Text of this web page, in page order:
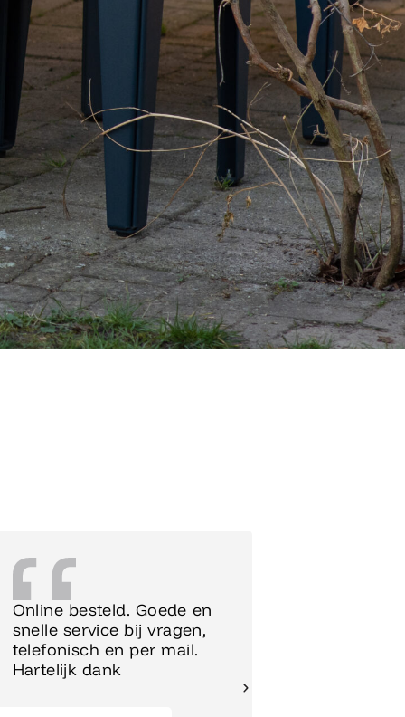
Online besteld. Goede en
snelle service bij vragen,
telefonisch en per mail.
Hartelijk dank